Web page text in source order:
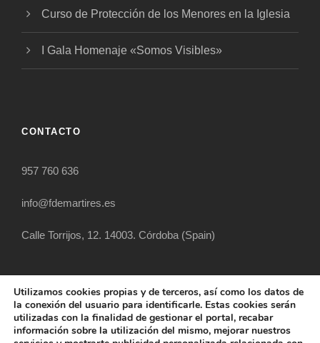
Curso de Protección de los Menores en la Iglesia
I Gala Homenaje «Somos Visibles»
CONTACTO
957 760 636
info@fdemartires.es
Calle Torrijos, 12. 14003. Córdoba (Spain)
Utilizamos cookies propias y de terceros, así como los datos de
la conexión del usuario para identificarle. Estas cookies serán
utilizadas con la finalidad de gestionar el portal, recabar
información sobre la utilización del mismo, mejorar nuestros